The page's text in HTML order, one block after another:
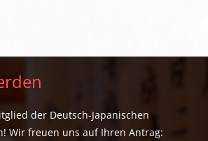
der Deutsch-Japanischen
Wir freuen uns auf Ihren Antrag: